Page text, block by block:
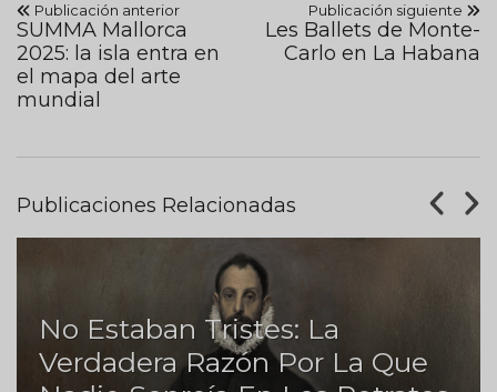
Publicación anterior
SUMMA Mallorca
2025: la isla entra en
el mapa del arte
mundial
Publicación siguiente
Les Ballets de Monte-
Carlo en La Habana
Publicaciones Relacionadas
No Estaban Tristes: La
Verdadera Razón Por La Que